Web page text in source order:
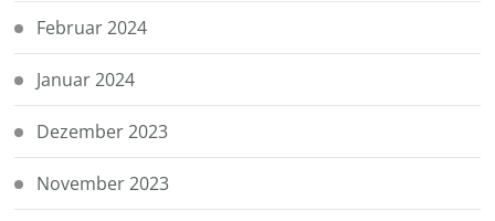
Februar 2024
Januar 2024
Dezember 2023
November 2023